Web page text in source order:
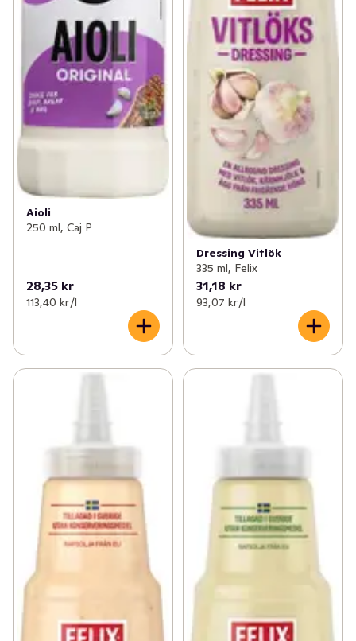
Aioli
250 ml, Caj P
28,35 kr
113,40 kr /l
Dressing Vitlök
335 ml, Felix
31,18 kr
93,07 kr /l